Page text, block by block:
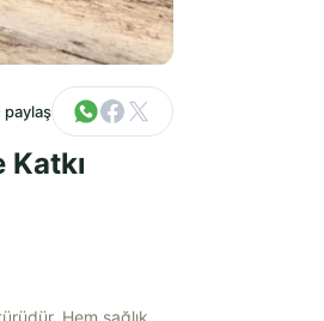
paylaş
Katkı
Hem sağlık